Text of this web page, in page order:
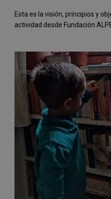
Esta es la visión, principios y
actividad desde Fundación